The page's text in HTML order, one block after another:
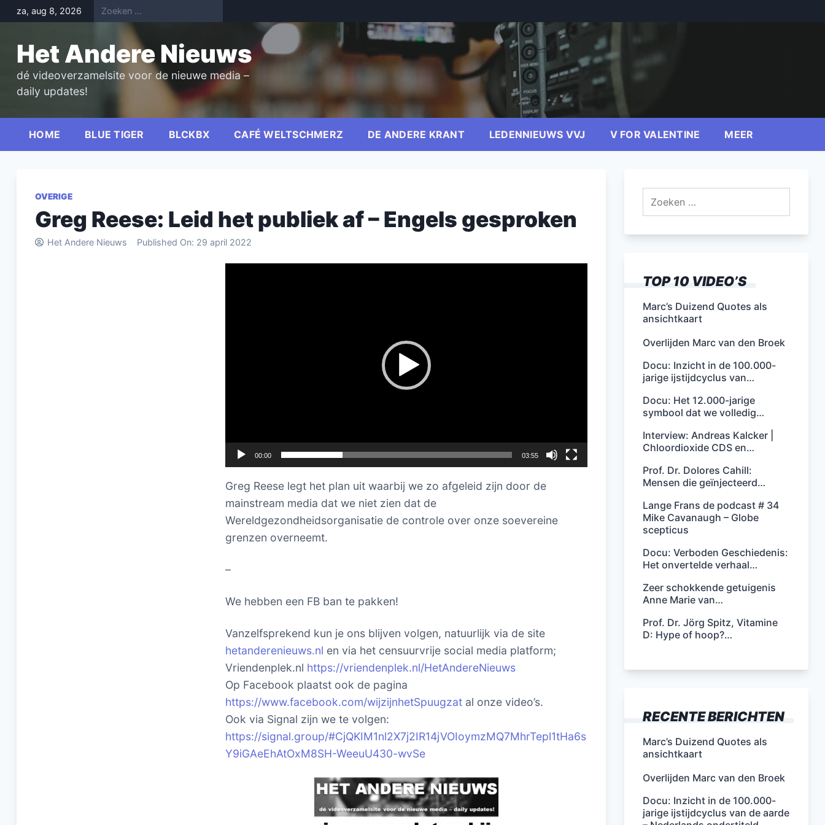
Skip
to
za, aug 8, 2026
Het Andere Nieuws
dé videoverzamelsite voor de nieuwe media –
daily updates!
HOME BLUE TIGER BLCKBX CAFÉ WELTSCHMERZ DE ANDERE KRANT LEDENNIEUWS VVJ V FOR VALENTINE MEER
OVERIGE
Greg Reese: Leid het publiek af – Engels gesproken
Het Andere Nieuws Published On: 29 april 2022
00:00 03:55
Greg Reese legt het plan uit waarbij we zo afgeleid zijn door de
mainstream media dat we niet zien dat de
Wereldgezondheidsorganisatie de controle over onze soevereine
grenzen overneemt.
–
We hebben een FB ban te pakken!
Vanzelfsprekend kun je ons blijven volgen, natuurlijk via de site
hetanderenieuws.nl en via het censuurvrije social media platform;
Vriendenplek.nl https://vriendenplek.nl/HetAndereNieuws
Op Facebook plaatst ook de pagina
https://www.facebook.com/wijzijnhetSpuugzat al onze video’s.
Ook via Signal zijn we te volgen:
https://signal.group/#CjQKIM1nl2X7j2IR14jVOIoymzMQ7MhrTepl1tHa6s
Y9iGAeEhAtOxM8SH-WeeuU430-wvSe
TOP 10 VIDEO’S
Marc’s Duizend Quotes als
ansichtkaart
Overlijden Marc van den Broek
Docu: Inzicht in de 100.000-
jarige ijstijdcyclus van…
Docu: Het 12.000-jarige
symbool dat we volledig…
Interview: Andreas Kalcker |
Chloordioxide CDS en…
Prof. Dr. Dolores Cahill:
Mensen die geïnjecteerd…
Lange Frans de podcast # 34
Mike Cavanaugh – Globe
scepticus
Docu: Verboden Geschiedenis:
Het onvertelde verhaal…
Zeer schokkende getuigenis
Anne Marie van…
Prof. Dr. Jörg Spitz, Vitamine
D: Hype of hoop?…
RECENTE BERICHTEN
Marc’s Duizend Quotes als
ansichtkaart
Overlijden Marc van den Broek
Docu: Inzicht in de 100.000-
jarige ijstijdcyclus van de aarde